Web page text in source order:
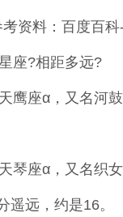
资料：百度百科-
座?相距多远?
鹰座α，又名河鼓
琴座α，又名织
遥远，约是16。